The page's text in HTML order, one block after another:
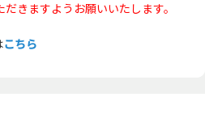
きますようお願いいたします。
こちら